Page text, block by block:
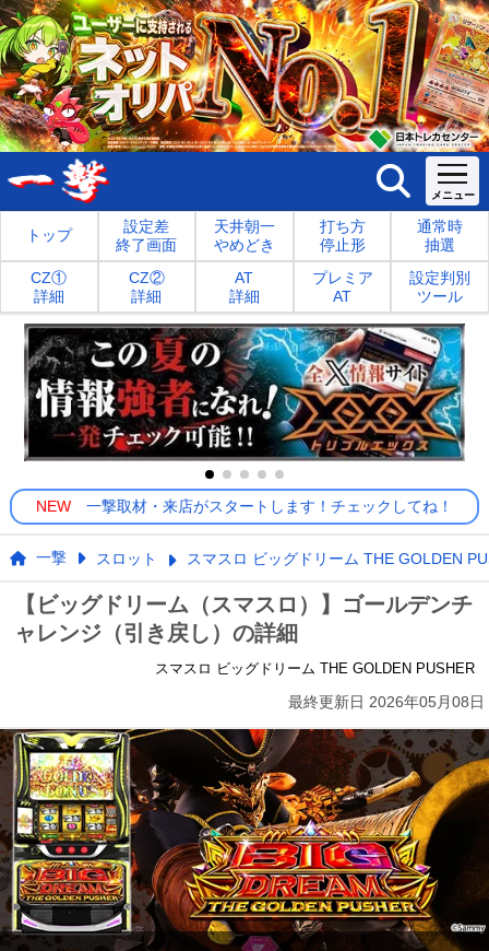
トップ
設定差
終了画面
天井朝一
やめどき
打ち方
停止形
通常時
抽選
CZ①
詳細
CZ②
詳細
AT
詳細
プレミア
AT
設定判別
ツール
NEW 一撃取材・来店がスタートします！チェックしてね！
一撃 スロット スマスロ ビッグドリーム THE GOLDEN
【ビッグドリーム（スマスロ）】ゴールデンチ
ャレンジ（引き戻し）の詳細
スマスロ ビッグドリーム THE GOLDEN PUSHER
最終更新日 2026年05月08日